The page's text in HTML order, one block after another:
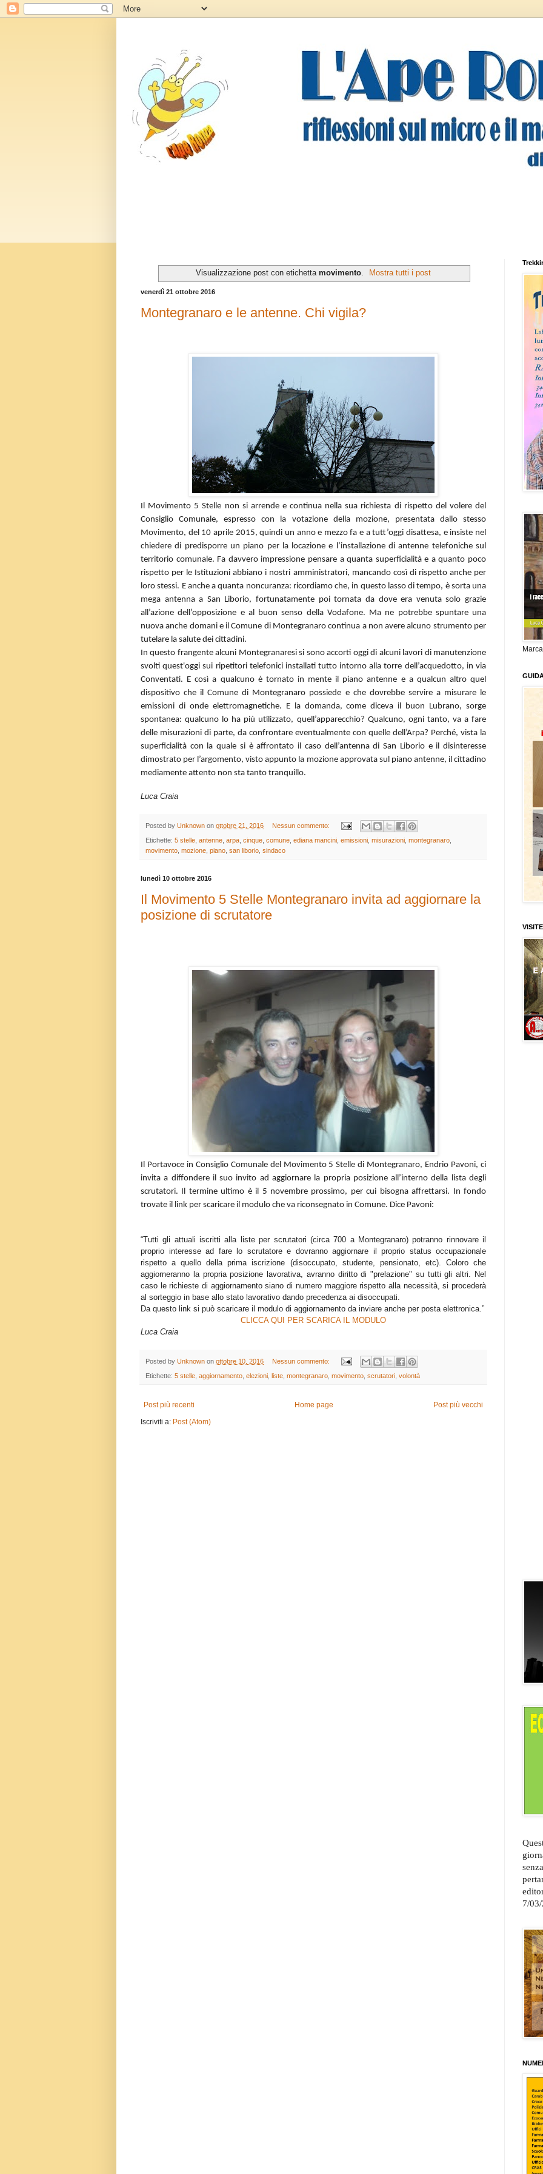
Visualizzazione post con etichetta movimento. Mostra tutti i post
venerdì 21 ottobre 2016
Montegranaro e le antenne. Chi vigila?
Il Movimento 5 Stelle non si arrende e continua nella sua richiesta di rispetto del volere del
Consiglio Comunale, espresso con la votazione della mozione, presentata dallo stesso
Movimento, del 10 aprile 2015, quindi un anno e mezzo fa e a tutt’oggi disattesa, e insiste nel
chiedere di predisporre un piano per la locazione e l’installazione di antenne telefoniche sul
territorio comunale. Fa davvero impressione pensare a quanta superficialità e a quanto poco
rispetto per le Istituzioni abbiano i nostri amministratori, mancando così di rispetto anche per
loro stessi. E anche a quanta noncuranza: ricordiamo che, in questo lasso di tempo, è sorta una
mega antenna a San Liborio, fortunatamente poi tornata da dove era venuta solo grazie
all’azione dell’opposizione e al buon senso della Vodafone. Ma ne potrebbe spuntare una
nuova anche domani e il Comune di Montegranaro continua a non avere alcuno strumento per
tutelare la salute dei cittadini.
In questo frangente alcuni Montegranaresi si sono accorti oggi di alcuni lavori di manutenzione
svolti quest'oggi sui ripetitori telefonici installati tutto intorno alla torre dell’acquedotto, in via
Conventati. E così a qualcuno è tornato in mente il piano antenne e a qualcun altro quel
dispositivo che il Comune di Montegranaro possiede e che dovrebbe servire a misurare le
emissioni di onde elettromagnetiche. E la domanda, come diceva il buon Lubrano, sorge
spontanea: qualcuno lo ha più utilizzato, quell’apparecchio? Qualcuno, ogni tanto, va a fare
delle misurazioni di parte, da confrontare eventualmente con quelle dell’Arpa? Perché, vista la
superficialità con la quale si è affrontato il caso dell’antenna di San Liborio e il disinteresse
dimostrato per l’argomento, visto appunto la mozione approvata sul piano antenne, il cittadino
mediamente attento non sta tanto tranquillo.
Luca Craia
Posted by Unknown on ottobre 21, 2016 Nessun commento:
Etichette: 5 stelle antenne arpa cinque comune ediana mancini emissioni misurazioni montegranaro
movimento mozione piano san liborio sindaco
lunedì 10 ottobre 2016
Il Movimento 5 Stelle Montegranaro invita ad aggiornare la
posizione di scrutatore
Il Portavoce in Consiglio Comunale del Movimento 5 Stelle di Montegranaro, Endrio Pavoni, ci
invita a diffondere il suo invito ad aggiornare la propria posizione all’interno della lista degli
scrutatori. Il termine ultimo è il 5 novembre prossimo, per cui bisogna affrettarsi. In fondo
trovate il link per scaricare il modulo che va riconsegnato in Comune. Dice Pavoni:
“Tutti gli attuali iscritti alla liste per scrutatori (circa 700 a Montegranaro) potranno rinnovare il
proprio interesse ad fare lo scrutatore e dovranno aggiornare il proprio status occupazionale
rispetto a quello della prima iscrizione (disoccupato, studente, pensionato, etc). Coloro che
aggiorneranno la propria posizione lavorativa, avranno diritto di "prelazione" su tutti gli altri. Nel
caso le richieste di aggiornamento siano di numero maggiore rispetto alla necessità, si procederà
al sorteggio in base allo stato lavorativo dando precedenza ai disoccupati.
Da questo link si può scaricare il modulo di aggiornamento da inviare anche per posta elettronica.”
CLICCA QUI PER SCARICA IL MODULO
Luca Craia
Posted by Unknown on ottobre 10, 2016 Nessun commento:
Etichette: 5 stelle aggiornamento elezioni liste montegranaro movimento scrutatori volontà
Post più recenti Post più vecchi
Home page
Iscriviti a: Post (Atom)
Marca
VISITE
7/